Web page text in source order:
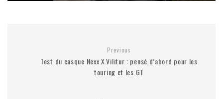
Previous
Test du casque Nexx X.Vilitur : pensé d’abord pour les
touring et les GT